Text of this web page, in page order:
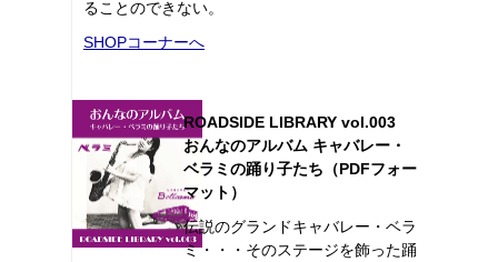
ることのできない。
SHOPコーナーへ
ROADSIDE LIBRARY vol.003
おんなのアルバム キャバレー・
ベラミの踊り子たち（PDFフォー
マット）
伝説のグランドキャバレー・ベラ
ミ・・・そのステージを飾った踊